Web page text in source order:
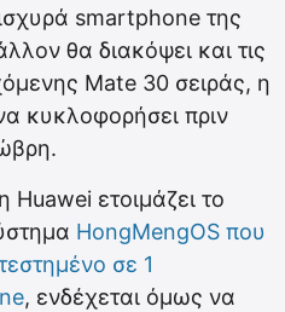
smartphone της
θα διακόψει και τις
Mate 30 σειράς, η
κυκλοφορήσει πριν
Huawei ετοιμάζει το
HongMengOS που
σε 1
, ενδέχεται όμως να